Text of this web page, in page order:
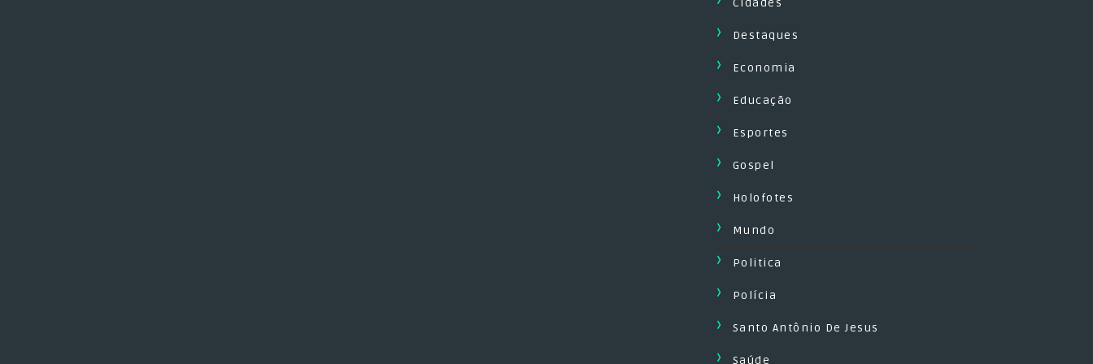
Cidades
Destaques
Economia
Educação
Esportes
Gospel
Holofotes
Mundo
Politica
Polícia
Santo Antônio De Jesus
Saúde